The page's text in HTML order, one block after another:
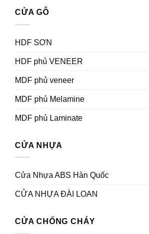
CỬA GỖ
HDF SƠN
HDF phủ VENEER
MDF phủ veneer
MDF phủ Melamine
MDF phủ Laminate
CỬA NHỰA
Cửa Nhựa ABS Hàn Quốc
CỬA NHỰA ĐÀI LOAN
CỬA CHỐNG CHÁY